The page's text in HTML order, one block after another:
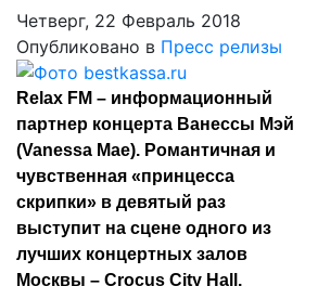
Четверг, 22 Февраль 2018
Опубликовано в Пресс релизы
Relax FM – информационный
партнер концерта Ванессы Мэй
(Vanessa Mae). Романтичная и
чувственная «принцесса
скрипки» в девятый раз
выступит на сцене одного из
лучших концертных залов
Москвы – Crocus City Hall.